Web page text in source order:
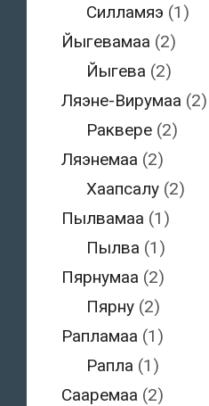
Силламяэ (1)
Йыгевамаа (2)
Йыгева (2)
Ляэне-Вирумаа (2)
Раквере (2)
Ляэнемаа (2)
Хаапсалу (2)
Пылвамаа (1)
Пылва (1)
Пярнумаа (2)
Пярну (2)
Рапламаа (1)
Рапла (1)
Сааремаа (2)